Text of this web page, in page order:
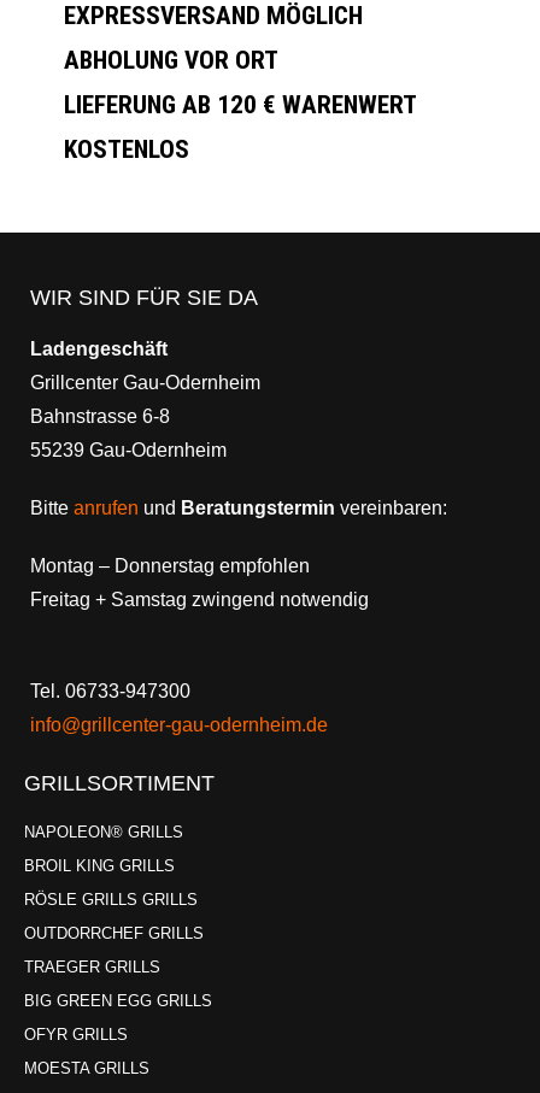
EXPRESSVERSAND MÖGLICH
ABHOLUNG VOR ORT
LIEFERUNG AB 120 € WARENWERT
KOSTENLOS
WIR SIND FÜR SIE DA
Ladengeschäft
Grillcenter Gau-Odernheim
Bahnstrasse 6-8
55239 Gau-Odernheim
Bitte anrufen und Beratungstermin vereinbaren:
Montag – Donnerstag empfohlen
Freitag + Samstag zwingend notwendig
Tel. 06733-947300
info@grillcenter-gau-odernheim.de
GRILLSORTIMENT
NAPOLEON® GRILLS
BROIL KING GRILLS
RÖSLE GRILLS GRILLS
OUTDORRCHEF GRILLS
TRAEGER GRILLS
BIG GREEN EGG GRILLS
OFYR GRILLS
MOESTA GRILLS